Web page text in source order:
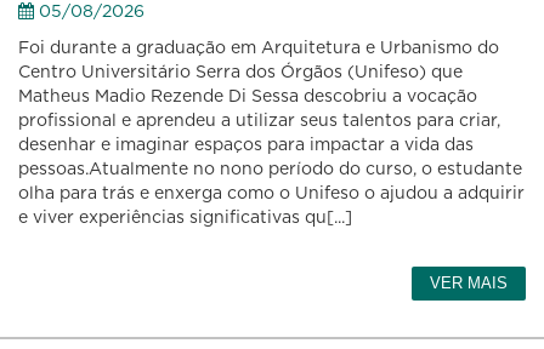
05/08/2026
Foi durante a graduação em Arquitetura e Urbanismo do
Centro Universitário Serra dos Órgãos (Unifeso) que
Matheus Madio Rezende Di Sessa descobriu a vocação
profissional e aprendeu a utilizar seus talentos para criar,
desenhar e imaginar espaços para impactar a vida das
pessoas.Atualmente no nono período do curso, o estudante
olha para trás e enxerga como o Unifeso o ajudou a adquirir
e viver experiências significativas qu[...]
VER MAIS